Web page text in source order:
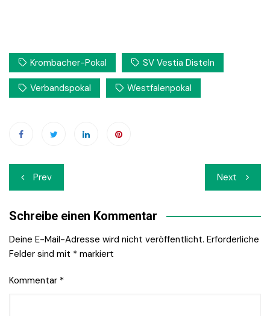
Krombacher-Pokal SV Vestia Disteln
Verbandspokal Westfalenpokal
Beitrags-
Navigation
Prev Next
Schreibe einen Kommentar
Deine E-Mail-Adresse wird nicht veröffentlicht. Erforderliche
Felder sind mit * markiert
Kommentar *